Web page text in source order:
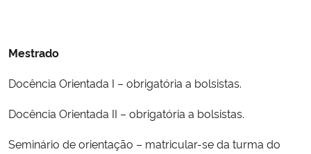
Mestrado
Docência Orientada I – obrigatória a bolsistas.
Docência Orientada II – obrigatória a bolsistas.
Seminário de orientação – matricular-se da turma do